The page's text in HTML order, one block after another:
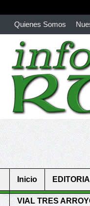
Quienes Somos
richardmillereplica is also
youngsexdoll.com with
Inicio
VIAL TRES